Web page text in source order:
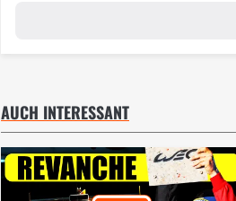
AUCH INTERESSANT